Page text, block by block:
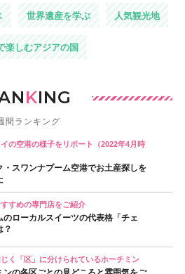
世界遺産を学ぶ 人気観光地
楽しむアジアの国
KING
間ランキング
の空港の様子をリポート（2022年4月時
・スワンナプーム空港でお土産探しを
すめの専門店をご紹介
のローカルスイーツの代表格「チェ
？
じく「区」に分けられているホーチミン